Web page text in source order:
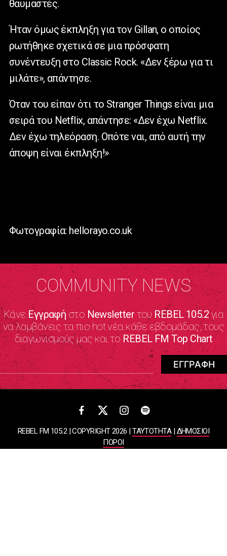
θαυμαστές.
Ήταν όμως έκπληξη για τον Gillan, ο οποίος
ρωτήθηκε σχετικά σε μια πρόσφατη
συνέντευξη στο Classic Rock. «Δεν ξέρω για τι
μιλάτε», απάντησε.
Όταν του είπαν ότι το Stranger Things είναι μια
σειρά του Netflix, απάντησε: «Δεν έχω Netflix.
Δεν έχω τηλεόραση. Οπότε ναι, από αυτή την
άποψη είναι έκπληξη!»
Φωτογραφία: hellorayo.co.uk
COMMUNITY NEWS
Κάνε Εγγραφήστο NewsletterτουREBEL 105.2για
να λαμβάνεις τα πιο hot νέα κάθε εβδομάδας, τους
διαγωνισμούς μας και το REBEL FM Top Chart
REBEL FM 105.2 | COPYRIGHT 2026 |ΤΑΥΤΟΤΗΤΑ|ΔΗΜΟΣΙΟΙ
ΠΟΡΟΙ